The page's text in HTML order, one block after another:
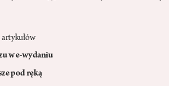
artykułów
w e-wydaniu
pod ręką